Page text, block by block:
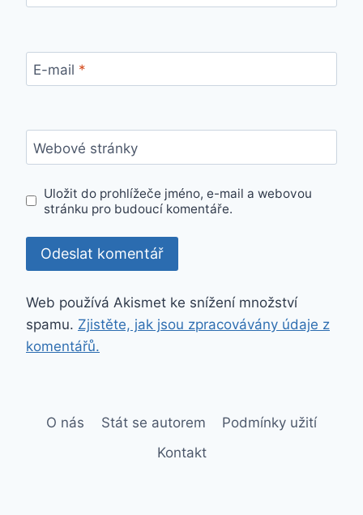
E-mail *
Webové stránky
Uložit do prohlížeče jméno, e-mail a webovou
stránku pro budoucí komentáře.
Web používá Akismet ke snížení množství
spamu. Zjistěte, jak jsou zpracovávány údaje z
komentářů.
O nás Stát se autorem
Podmínky užití
Kontakt